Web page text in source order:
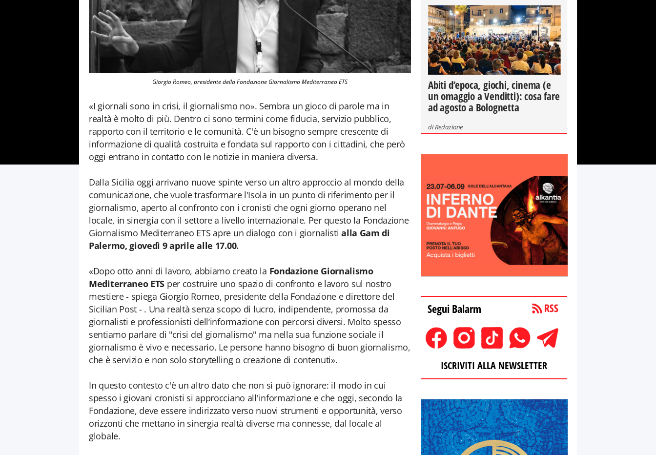
Giorgio Romeo, presidente della Fondazione Giornalismo Mediterraneo ETS
«I giornali sono in crisi, il giornalismo no». Sembra un gioco di parole ma in
realtà è molto di più. Dentro ci sono termini come fiducia, servizio pubblico,
rapporto con il territorio e le comunità. C'è un bisogno sempre crescente di
informazione di qualità costruita e fondata sul rapporto con i cittadini, che però
oggi entrano in contatto con le notizie in maniera diversa.
Dalla Sicilia oggi arrivano nuove spinte verso un altro approccio al mondo della
comunicazione, che vuole trasformare l'Isola in un punto di riferimento per il
giornalismo, aperto al confronto con i cronisti che ogni giorno operano nel
locale, in sinergia con il settore a livello internazionale. Per questo la Fondazione
Giornalismo Mediterraneo ETS apre un dialogo con i giornalistialla Gam di
Palermo, giovedì 9 aprile alle 17.00.
«Dopo otto anni di lavoro, abbiamo creato la Fondazione Giornalismo
Mediterraneo ETS per costruire uno spazio di confronto e lavoro sul nostro
mestiere - spiega Giorgio Romeo, presidente della Fondazione e direttore del
Sicilian Post - . Una realtà senza scopo di lucro, indipendente, promossa da
giornalisti e professionisti dell’informazione con percorsi diversi. Molto spesso
sentiamo parlare di "crisi del giornalismo" ma nella sua funzione sociale il
giornalismo è vivo e necessario. Le persone hanno bisogno di buon giornalismo,
che è servizio e non solo storytelling o creazione di contenuti».
In questo contesto c'è un altro dato che non si può ignorare: il modo in cui
spesso i giovani cronisti si approcciano all'informazione e che oggi, secondo la
Fondazione, deve essere indirizzato verso nuovi strumenti e opportunità, verso
orizzonti che mettano in sinergia realtà diverse ma connesse, dal locale al
globale.
Abiti d’epoca, giochi, cinema (e
un omaggio a Venditti): cosa fare
ad agosto a Bolognetta
diRedazione
Segui Balarm
ISCRIVITI ALLA NEWSLETTER